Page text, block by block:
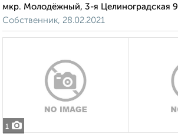
мкр. Молодёжный, 3-я Целиноградская 9
Собственник, 28.02.2021
1